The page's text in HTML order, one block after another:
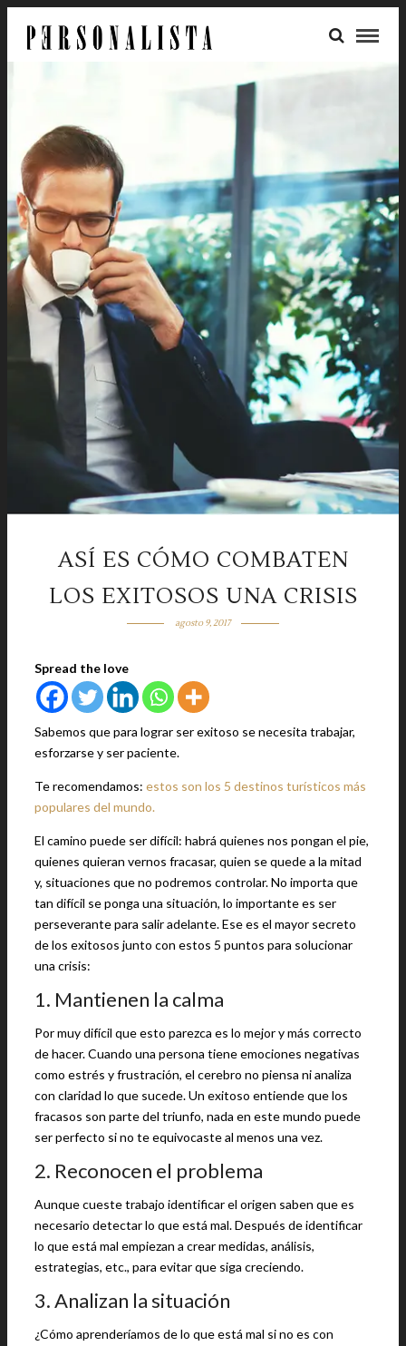
ASÍ ES CÓMO COMBATEN
LOS EXITOSOS UNA CRISIS
agosto 9, 2017
Spread the love
Sabemos que para lograr ser exitoso se necesita trabajar,
esforzarse y ser paciente.
Te recomendamos: estos son los 5 destinos turísticos más
populares del mundo.
El camino puede ser difícil: habrá quienes nos pongan el pie,
quienes quieran vernos fracasar, quien se quede a la mitad
y, situaciones que no podremos controlar. No importa que
tan difícil se ponga una situación, lo importante es ser
perseverante para salir adelante. Ese es el mayor secreto
de los exitosos junto con estos 5 puntos para solucionar
una crisis:
1. Mantienen la calma
Por muy difícil que esto parezca es lo mejor y más correcto
de hacer. Cuando una persona tiene emociones negativas
como estrés y frustración, el cerebro no piensa ni analiza
con claridad lo que sucede. Un exitoso entiende que los
fracasos son parte del triunfo, nada en este mundo puede
ser perfecto si no te equivocaste al menos una vez.
2. Reconocen el problema
Aunque cueste trabajo identificar el origen saben que es
necesario detectar lo que está mal. Después de identificar
lo que está mal empiezan a crear medidas, análisis,
estrategias, etc., para evitar que siga creciendo.
3. Analizan la situación
¿Cómo aprenderíamos de lo que está mal si no es con